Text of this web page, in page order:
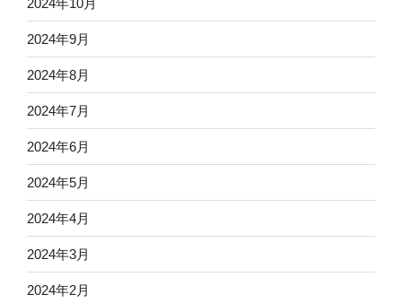
2024年9月
2024年8月
2024年7月
2024年6月
2024年5月
2024年4月
2024年3月
2024年2月